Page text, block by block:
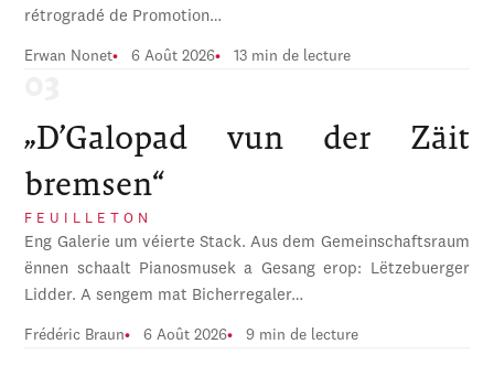
rétrogradé de Promotion…
Erwan Nonet 6 Août 2026 13 min de lecture
„D’Galopad vun der Zäit
bremsen“
FEUILLETON
Eng Galerie um véierte Stack. Aus dem Gemeinschaftsraum
ënnen schaalt Pianosmusek a Gesang erop: Lëtzebuerger
Lidder. A sengem mat Bicherregaler…
Frédéric Braun 6 Août 2026 9 min de lecture